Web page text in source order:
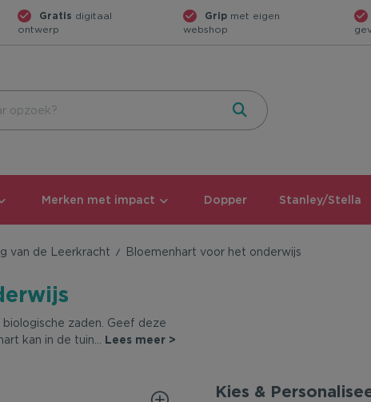
Gratis digitaal
ontwerp
Grip met eigen
webshop
Merken met impact Dopper Stanley/Stella
van de Leerkracht Bloemenhart voor het onderwijs
zaden. Geef deze
kan in de tuin
Lees meer >
Kies &